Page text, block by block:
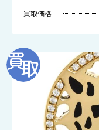
買取価格